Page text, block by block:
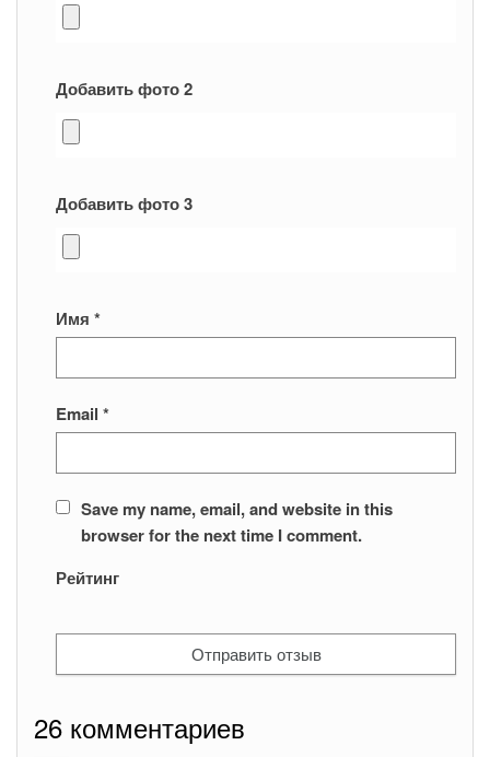
Добавить фото 2
Добавить фото 3
Имя *
Email *
Save my name, email, and website in this
browser for the next time I comment.
Рейтинг
26 комментариев